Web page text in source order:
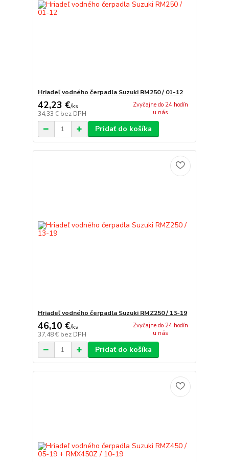
Hriadeľ vodného čerpadla Suzuki RM250 / 01-12
42,23 €/ks
34,33 € bez DPH
Zvyčajne do 24 hodín
u nás
Pridať do košíka
Hriadeľ vodného čerpadla Suzuki RMZ250 / 13-19
46,10 €/ks
37,48 € bez DPH
Zvyčajne do 24 hodín
u nás
Pridať do košíka